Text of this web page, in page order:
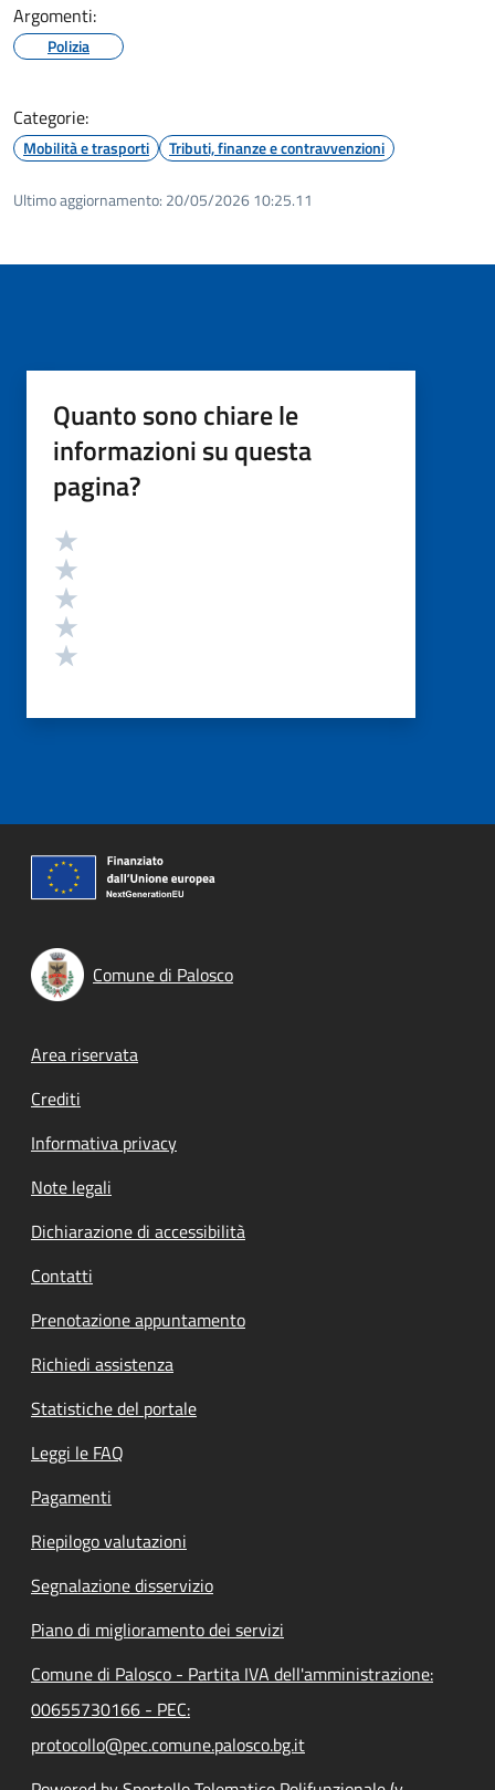
Argomenti:
Polizia
Categorie:
Mobilità e trasporti Tributi, finanze e contravvenzioni
Ultimo aggiornamento: 20/05/2026 10:25.11
Quanto sono chiare le
informazioni su questa
pagina?
Valutazione
Comune di Palosco
Footer menu
Area riservata
Crediti
Informativa privacy
Note legali
Dichiarazione di accessibilità
Contatti
Prenotazione appuntamento
Richiedi assistenza
Statistiche del portale
Leggi le FAQ
Pagamenti
Riepilogo valutazioni
Segnalazione disservizio
Piano di miglioramento dei servizi
Comune di Palosco - Partita IVA dell'amministrazione:
00655730166 - PEC:
protocollo@pec.comune.palosco.bg.it